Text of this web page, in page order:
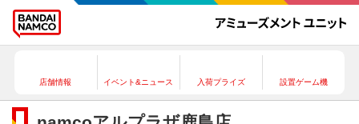
店舗情報 イベント&ニュース 入荷プライズ 設置ゲーム機